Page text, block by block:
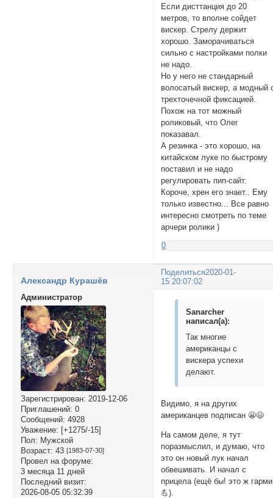
Если дисттанция до 20
метров, то вполне сойдет
вискер. Стрелу держит
хорошо. Заморачиваться
сильно с настройками полки
не надо.
Но у него не стандарный
волосатый вискер, а модный
трехточечной фиксацией.
Похож на тот можный
роликовый, что Олег
показавал.
А резинка - это хорошо, на
китайском луке по быстрому
поставил и не надо
регулировать пип-сайт.
Короче, хрен его знает.. Ему
только известно... Все равно
интересно смотреть по теме
арчери ролики )
0
Поделиться2020-01-
15 20:07:02
Александр Курашёв
Администратор
Зарегистрирован: 2019-12-06
Приглашений: 0
Сообщений: 4928
Уважение: [+1275/-15]
Пол: Мужской
Возраст: 43 [1983-07-30]
Провел на форуме:
3 месяца 11 дней
Последний визит:
2026-08-05 05:32:39
Sanarcher
написал(а):
Так многие
американцы с
вискера успехи
делают.
Видимо, я на других
американцев подписан 😬😃
На самом деле, я тут
поразмыслил, и думаю, что
это он новый лук начал
обвешивать. И начал с
прицела (ещё бы! это ж
💪).